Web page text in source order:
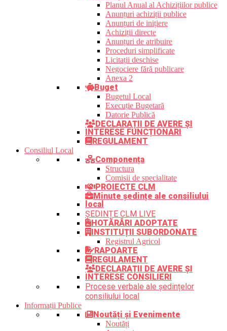
Planul Anual al Achizițiilor publice
Anunțuri achiziții publice
Anunțuri de inițiere
Achiziții directe
Anunțuri de atribuire
Proceduri simplificate
Licitații deschise
Negociere fără publicare
Anexa 2
Buget
Bugetul Local
Execuție Bugetară
Datorie Publică
DECLARAȚII DE AVERE ȘI
INTERESE FUNCȚIONARI
REGULAMENT
Consiliul Local
Componența
Structura
Comisii de specialitate
PROIECTE CLM
Minute ședințe ale consiliului
local
ȘEDINȚE CLM LIVE
HOTĂRÂRI ADOPTATE
INSTITUȚII SUBORDONATE
Registrul Agricol
RAPOARTE
REGULAMENT
DECLARAȚII DE AVERE ȘI
INTERESE CONSILIERI
Procese verbale ale ședințelor
consiliului local
Informații Publice
Noutăți și Evenimente
Noutăți